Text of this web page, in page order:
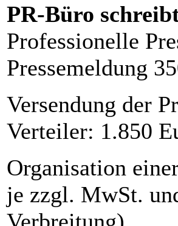
PR-Büro
Professionelle
Pressemeldung
Versendung der
Verteiler: 1.850
Organisation
je zzgl. MwSt.